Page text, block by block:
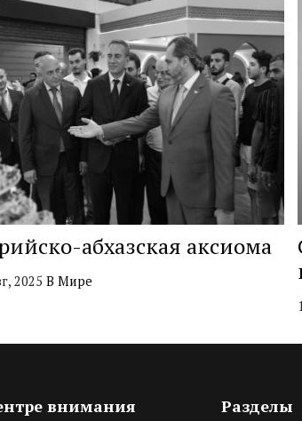
абхазская аксиома
2025 В Мире
внимания Разделы